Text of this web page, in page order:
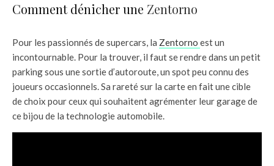
Comment dénicher une Zentorno
Pour les passionnés de supercars, la Zentorno est un
incontournable. Pour la trouver, il faut se rendre dans un petit
parking sous une sortie d’autoroute, un spot peu connu des
joueurs occasionnels. Sa rareté sur la carte en fait une cible
de choix pour ceux qui souhaitent agrémenter leur garage de
ce bijou de la technologie automobile.